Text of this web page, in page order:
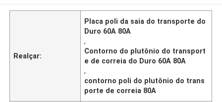
Realçar:
Placa poli da saia do transporte do
Duro 60A 80A
,
Contorno do plutônio do transport
e de correia do Duro 60A 80A
,
contorno poli do plutônio do trans
porte de correia 80A